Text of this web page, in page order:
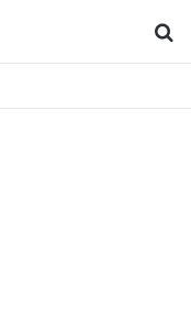
U – BOSNI!